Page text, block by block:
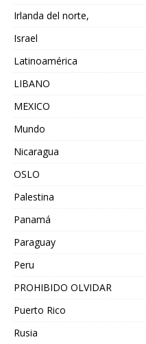
Irlanda del norte,
Israel
Latinoamérica
LIBANO
MEXICO
Mundo
Nicaragua
OSLO
Palestina
Panamá
Paraguay
Peru
PROHIBIDO OLVIDAR
Puerto Rico
Rusia